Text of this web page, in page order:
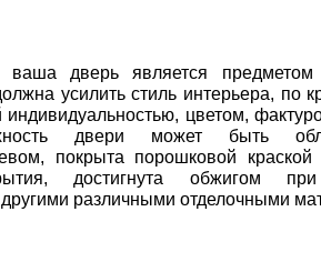
ваша дверь является предметом
усилить стиль интерьера, по
индивидуальностью, цветом,
двери может быть
покрыта порошковой краской
достигнута обжигом
различными отделочными